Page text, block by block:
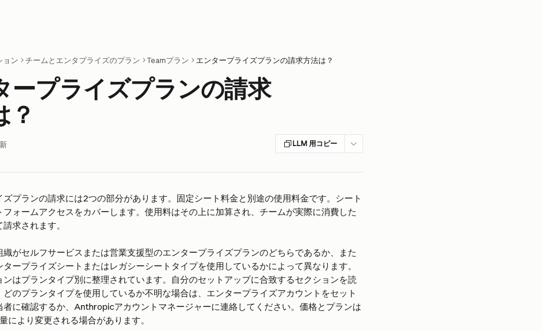
ョン チームとエンタプライズのプラン Teamプラン エンタープライズプランの請求方法は？
ープライズプランの請求
？
LLM 用コピー
ズプランの請求には2つの部分があります。固定シート料金と別途の使用料金です。シート
フォームアクセスをカバーします。使用料はその上に加算され、チームが実際に消費した
求されます。
織がセルフサービスまたは営業支援型のエンタープライズプランのどちらであるか、また
ープライズシートまたはレガシーシートタイプを使用しているかによって異なります。
ンはプランタイプ別に整理されています。自分のセットアップに合致するセクションを読
どのプランタイプを使用しているか不明な場合は、エンタープライズアカウントをセット
者に確認するか、Anthropicアカウントマネージャーに連絡してください。価格とプランは
により変更される場合があります。